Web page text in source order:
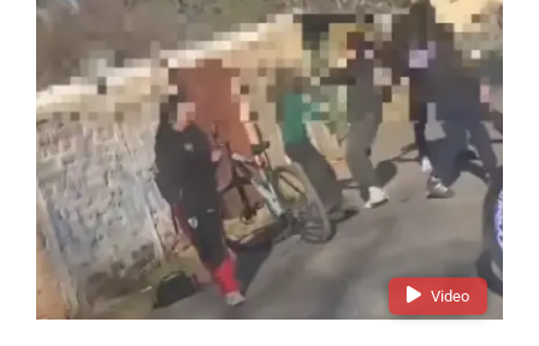
Video